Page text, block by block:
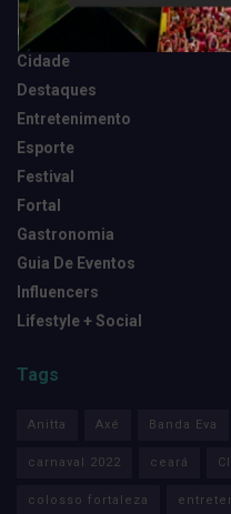
Camarote Vip Junino
Cidade
Destaques
Entretenimento
Esporte
Festival
Fortal
Gastronomia
Guia De Eventos
Influencers
Lifestyle + Social
Tags
Anitta Axé Banda Eva
carnaval 2022 ceará
colosso fortaleza